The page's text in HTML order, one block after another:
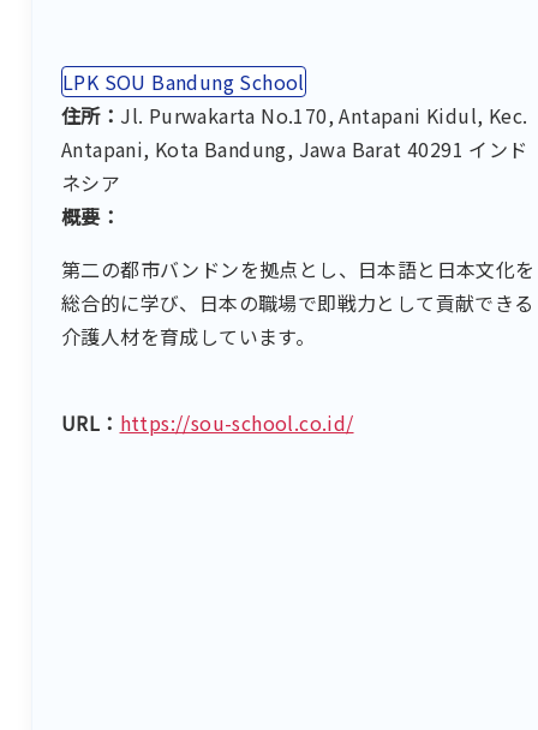
LPK SOU Bandung School
住所： Jl. Purwakarta No.170, Antapani Kidul, Kec.
Antapani, Kota Bandung, Jawa Barat 40291 インド
ネシア
概要：
第二の都市バンドンを拠点とし、日本語と日本文化を
総合的に学び、日本の職場で即戦力として貢献できる
介護人材を育成しています。
URL： https://sou-school.co.id/